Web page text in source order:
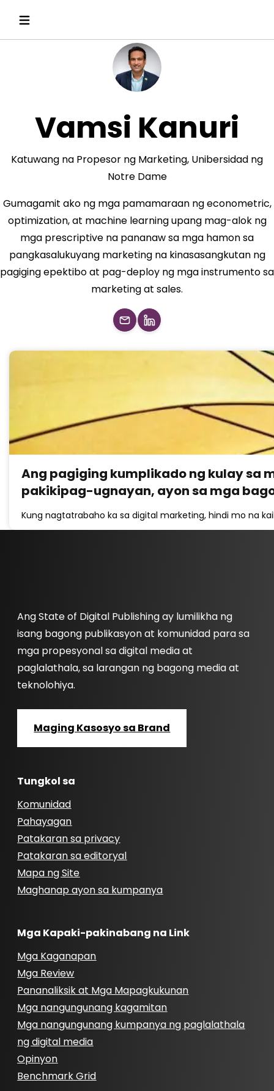
Vamsi Kanuri
Katuwang na Propesor ng Marketing, Unibersidad ng
Notre Dame
Gumagamit ako ng mga pamamaraan ng econometric,
optimization, at machine learning upang mag-alok ng
mga prescriptive na pananaw sa mga hamon sa
pangkasalukuyang marketing na kinasasangkutan ng
pagiging epektibo at pag-deploy ng mga instrumento sa
marketing at sales.
Ang pagiging kumplikado ng kulay sa
pakikipag-ugnayan, ayon sa mga
Kung nagtatrabaho ka sa digital marketing, hindi mo na
Ang State of Digital Publishing ay lumilikha ng
isang bagong publikasyon at komunidad para sa
mga propesyonal sa digital media at
paglalathala, sa larangan ng bagong media at
teknolohiya.
Maging Kasosyo sa Brand
Tungkol sa
Komunidad
Pahayagan
Patakaran sa privacy
Patakaran sa editoryal
Mapa ng Site
Maghanap ayon sa kumpanya
Mga Kapaki-pakinabang na Link
Mga Kaganapan
Mga Review
Pananaliksik at Mga Mapagkukunan
Mga nangungunang kagamitan
Mga nangungunang kumpanya ng paglalathala
ng digital media
Opinyon
Benchmark Grid